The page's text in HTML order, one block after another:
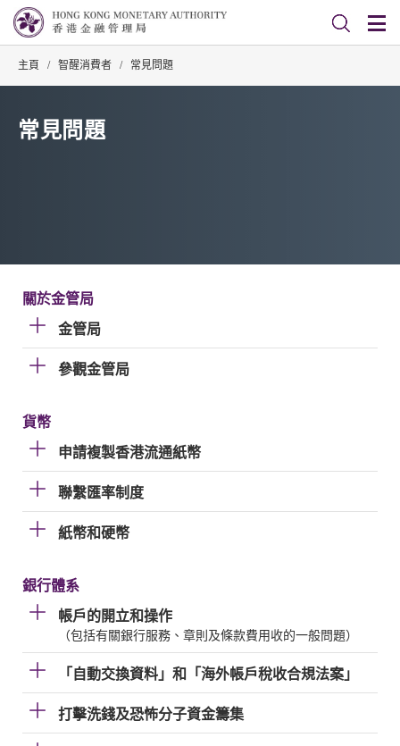
主頁 / 智醒消費者 / 常見問題
常見問題
關於金管局
金管局
參觀金管局
貨幣
申請複製香港流通紙幣
聯繫匯率制度
紙幣和硬幣
銀行體系
帳戶的開立和操作
（包括有關銀行服務、章則及條款費用收的一般問題）
「自動交換資料」和「海外帳戶稅收合規法案」
打擊洗錢及恐怖分子資金籌集